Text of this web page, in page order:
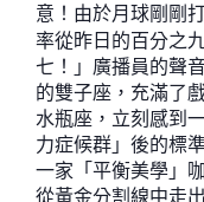
意！由於月球剛剛
率從昨日的百分之
七！」廣播員的聲
的雙子座，充滿了
水瓶座，立刻感到
力症候群」後的標
一家「平衡美學」
從黃金分割線中走